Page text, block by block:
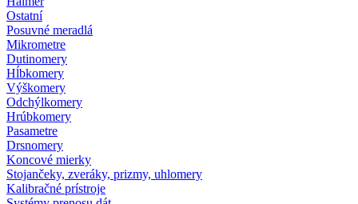
Ostatní
Posuvné meradlá
Mikrometre
Dutinomery
Hĺbkomery
Výškomery
Odchýlkomery
Hrúbkomery
Pasametre
Drsnomery
Koncové mierky
Stojančeky, zveráky, prizmy, uhlomery
Kalibračné prístroje